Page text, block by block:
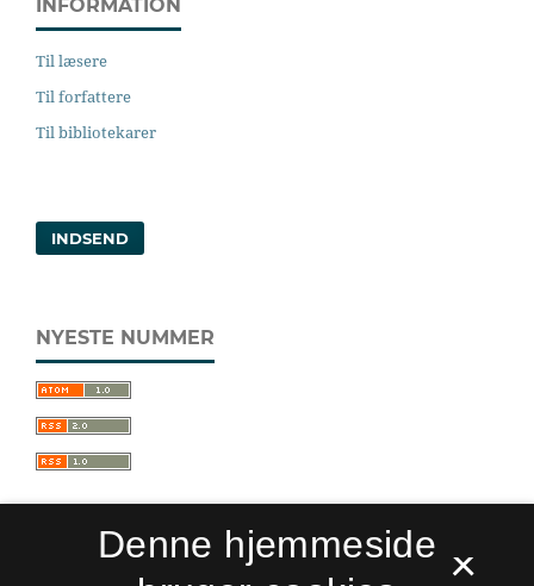
INFORMATION
Til læsere
Til forfattere
Til bibliotekarer
INDSEND
NYESTE NUMMER
×
Denne hjemmeside